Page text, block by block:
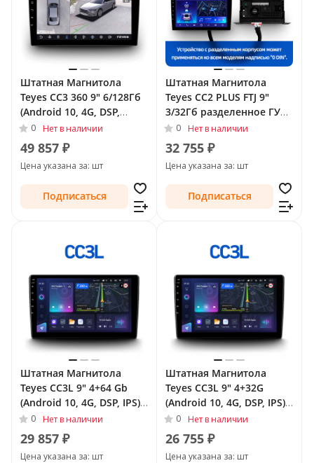
Штатная Магнитола
Teyes CC3 360 9" 6/128Гб
(Android 10, 4G, DSP,
QLed) - круговой обзор
для Buick LaCrosse II 2009
- 2013
0 Нет в наличии
49 857 ₽
Цена указана за: шт
Подписаться
Штатная Магнитола
Teyes CC2 PLUS FTJ 9"
3/32Гб разделенное ГУ
(Android 10, 4G, DSP,
QLed) для Buick Regal V
2009 - 2013
0 Нет в наличии
32 755 ₽
Цена указана за: шт
Подписаться
Штатная Магнитола
Teyes CC3L 9" 4+64 Gb
(Android 10, 4G, DSP, IPS)
для Buick LaCrosse II 2009
- 2013
0 Нет в наличии
29 857 ₽
Цена указана за: шт
Штатная Магнитола
Teyes CC3L 9" 4+32G
(Android 10, 4G, DSP, IPS)
для Buick Regal V 2009 -
2013
0 Нет в наличии
26 755 ₽
Цена указана за: шт